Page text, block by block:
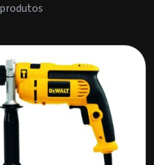
produtos